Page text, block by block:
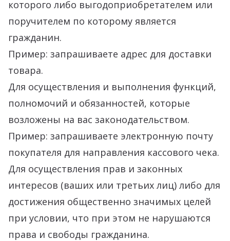
которого либо выгодоприобретателем или
поручителем по которому является
гражданин.
Пример: запрашиваете адрес для доставки
товара.
Для осуществления и выполнения функций,
полномочий и обязанностей, которые
возложены на вас законодательством.
Пример: запрашиваете электронную почту
покупателя для направления кассового чека.
Для осуществления прав и законных
интересов (ваших или третьих лиц) либо для
достижения общественно значимых целей
при условии, что при этом не нарушаются
права и свободы гражданина.